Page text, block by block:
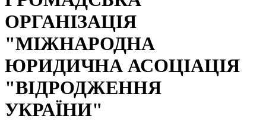
ОРГАНІЗАЦІЯ
"МІЖНАРОДНА
ЮРИДИЧНА АСОЦІАЦІЯ
"ВІДРОДЖЕННЯ
УКРАЇНИ"